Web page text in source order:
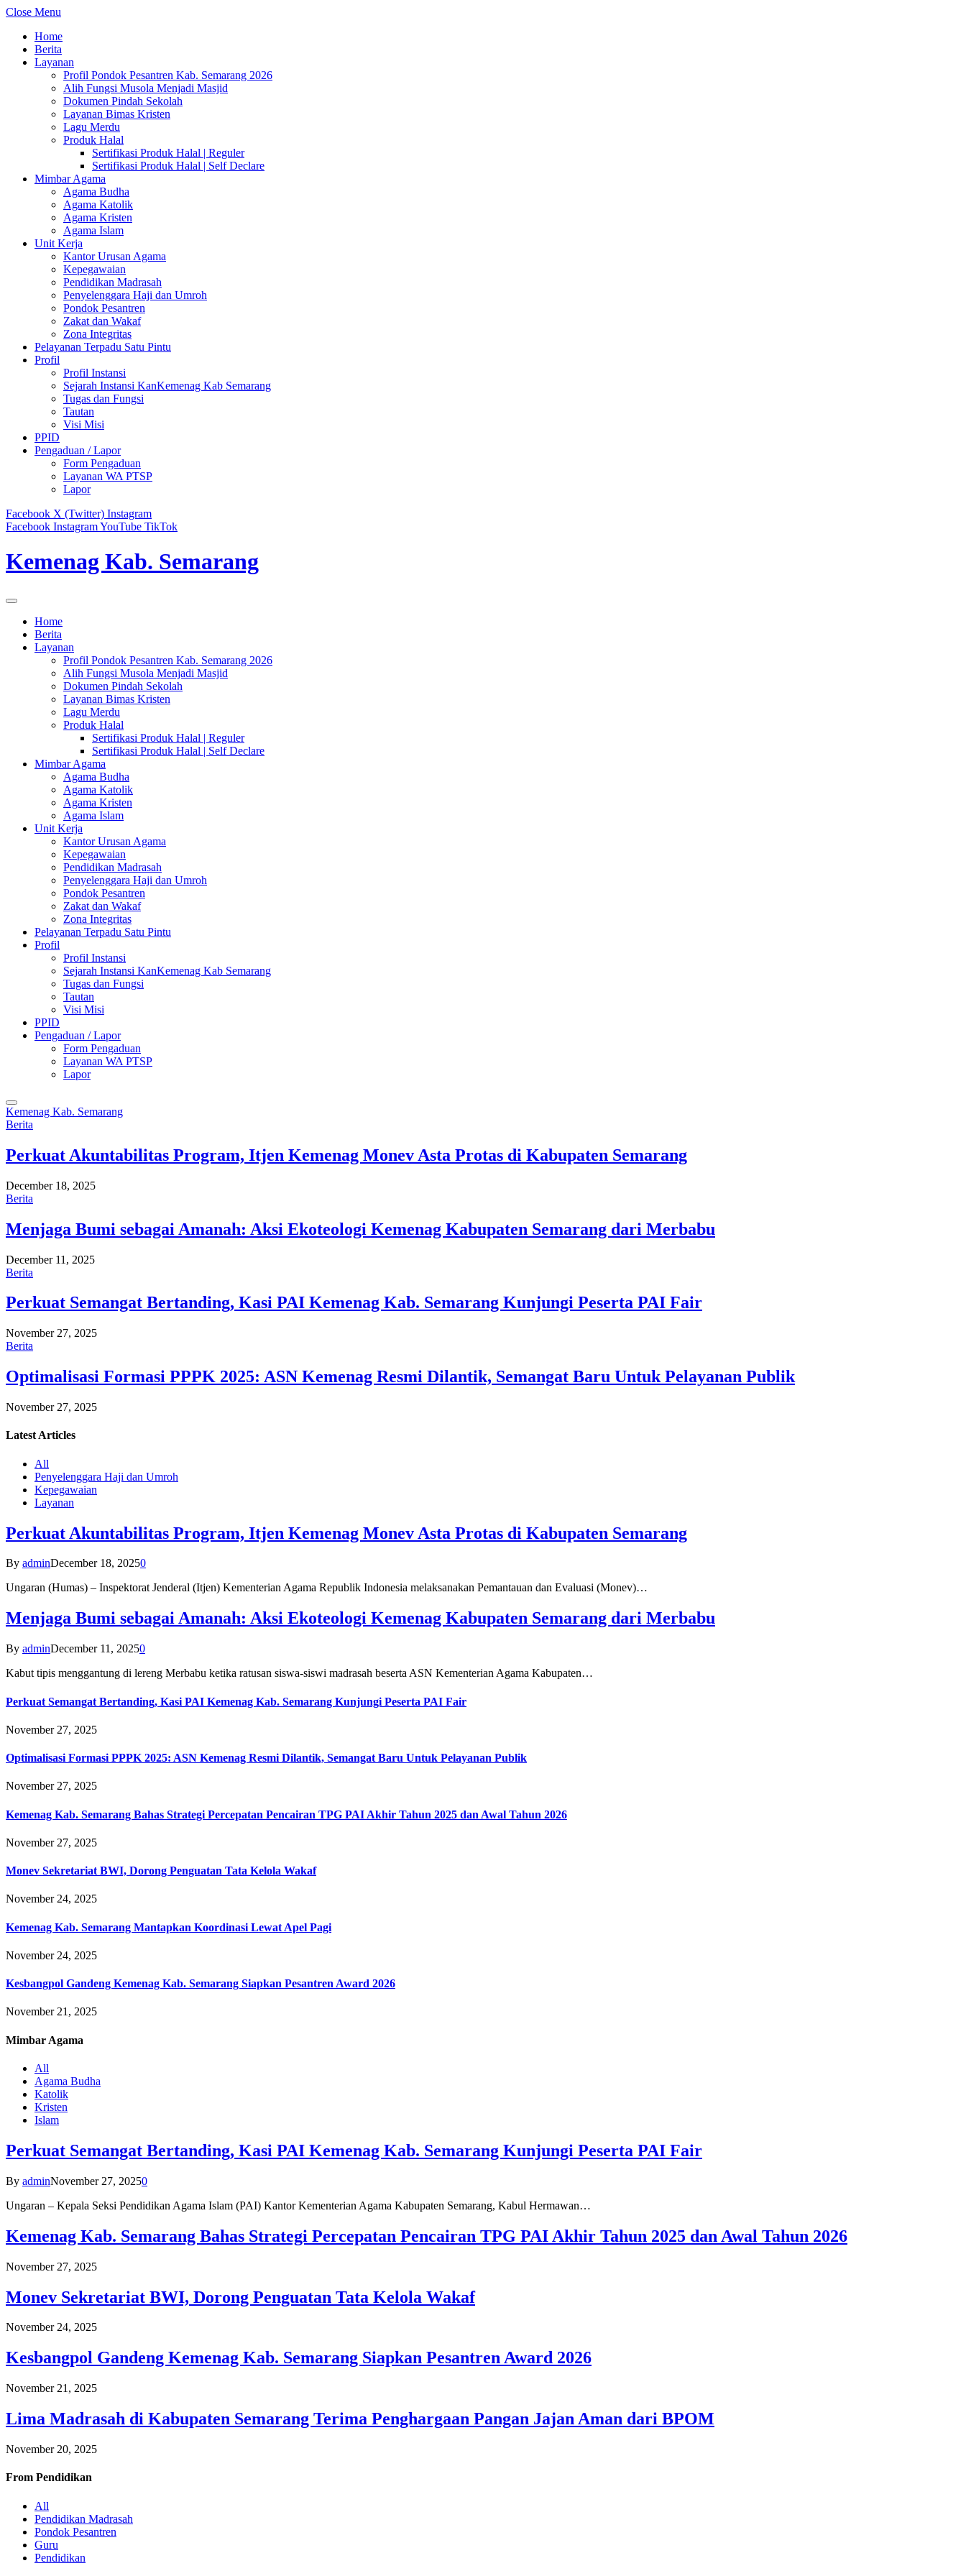
Close Menu
Home
Berita
Layanan
Profil Pondok Pesantren Kab. Semarang 2026
Alih Fungsi Musola Menjadi Masjid
Dokumen Pindah Sekolah
Layanan Bimas Kristen
Lagu Merdu
Produk Halal
Sertifikasi Produk Halal | Reguler
Sertifikasi Produk Halal | Self Declare
Mimbar Agama
Agama Budha
Agama Katolik
Agama Kristen
Agama Islam
Unit Kerja
Kantor Urusan Agama
Kepegawaian
Pendidikan Madrasah
Penyelenggara Haji dan Umroh
Pondok Pesantren
Zakat dan Wakaf
Zona Integritas
Pelayanan Terpadu Satu Pintu
Profil
Profil Instansi
Sejarah Instansi KanKemenag Kab Semarang
Tugas dan Fungsi
Tautan
Visi Misi
PPID
Pengaduan / Lapor
Form Pengaduan
Layanan WA PTSP
Lapor
Facebook X (Twitter) Instagram
Facebook InstagramYouTube TikTok
Kemenag Kab. Semarang
Home
Berita
Layanan
Profil Pondok Pesantren Kab. Semarang 2026
Alih Fungsi Musola Menjadi Masjid
Dokumen Pindah Sekolah
Layanan Bimas Kristen
Lagu Merdu
Produk Halal
Sertifikasi Produk Halal | Reguler
Sertifikasi Produk Halal | Self Declare
Mimbar Agama
Agama Budha
Agama Katolik
Agama Kristen
Agama Islam
Unit Kerja
Kantor Urusan Agama
Kepegawaian
Pendidikan Madrasah
Penyelenggara Haji dan Umroh
Pondok Pesantren
Zakat dan Wakaf
Zona Integritas
Pelayanan Terpadu Satu Pintu
Profil
Profil Instansi
Sejarah Instansi KanKemenag Kab Semarang
Tugas dan Fungsi
Tautan
Visi Misi
PPID
Pengaduan / Lapor
Form Pengaduan
Layanan WA PTSP
Lapor
Kemenag Kab. Semarang
Berita
Perkuat Akuntabilitas Program, Itjen Kemenag Monev Asta Protas di Kabupaten Semarang
December 18, 2025
Berita
Menjaga Bumi sebagai Amanah: Aksi Ekoteologi Kemenag Kabupaten Semarang dari Merbabu
December 11, 2025
Berita
Perkuat Semangat Bertanding, Kasi PAI Kemenag Kab. Semarang Kunjungi Peserta PAI Fair
November 27, 2025
Berita
Optimalisasi Formasi PPPK 2025: ASN Kemenag Resmi Dilantik, Semangat Baru Untuk Pelayanan Publik
November 27, 2025
Latest Articles
All
Penyelenggara Haji dan Umroh
Kepegawaian
Layanan
Perkuat Akuntabilitas Program, Itjen Kemenag Monev Asta Protas di Kabupaten Semarang
By adminDecember 18, 20250
Ungaran (Humas) – Inspektorat Jenderal (Itjen) Kementerian Agama Republik Indonesia melaksanakan Pemantauan dan Evaluasi (Monev)…
Menjaga Bumi sebagai Amanah: Aksi Ekoteologi Kemenag Kabupaten Semarang dari Merbabu
By adminDecember 11, 20250
Kabut tipis menggantung di lereng Merbabu ketika ratusan siswa-siswi madrasah beserta ASN Kementerian Agama Kabupaten…
Perkuat Semangat Bertanding, Kasi PAI Kemenag Kab. Semarang Kunjungi Peserta PAI Fair
November 27, 2025
Optimalisasi Formasi PPPK 2025: ASN Kemenag Resmi Dilantik, Semangat Baru Untuk Pelayanan Publik
November 27, 2025
Kemenag Kab. Semarang Bahas Strategi Percepatan Pencairan TPG PAI Akhir Tahun 2025 dan Awal Tahun 2026
November 27, 2025
Monev Sekretariat BWI, Dorong Penguatan Tata Kelola Wakaf
November 24, 2025
Kemenag Kab. Semarang Mantapkan Koordinasi Lewat Apel Pagi
November 24, 2025
Kesbangpol Gandeng Kemenag Kab. Semarang Siapkan Pesantren Award 2026
November 21, 2025
Mimbar Agama
All
Agama Budha
Katolik
Kristen
Islam
Perkuat Semangat Bertanding, Kasi PAI Kemenag Kab. Semarang Kunjungi Peserta PAI Fair
By adminNovember 27, 20250
Ungaran – Kepala Seksi Pendidikan Agama Islam (PAI) Kantor Kementerian Agama Kabupaten Semarang, Kabul Hermawan…
Kemenag Kab. Semarang Bahas Strategi Percepatan Pencairan TPG PAI Akhir Tahun 2025 dan Awal Tahun 2026
November 27, 2025
Monev Sekretariat BWI, Dorong Penguatan Tata Kelola Wakaf
November 24, 2025
Kesbangpol Gandeng Kemenag Kab. Semarang Siapkan Pesantren Award 2026
November 21, 2025
Lima Madrasah di Kabupaten Semarang Terima Penghargaan Pangan Jajan Aman dari BPOM
November 20, 2025
From Pendidikan
All
Pendidikan Madrasah
Pondok Pesantren
Guru
Pendidikan